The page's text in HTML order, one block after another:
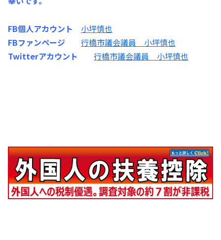
FB個人アカウント
小坪慎也
FBファンページ
行橋市議会議員 小坪慎也
Twitterアカウント
行橋市議会議員 小坪慎也